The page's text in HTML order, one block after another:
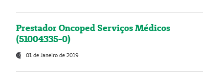
Prestador Oncoped Serviços Médicos
(51004335-0)
01 de Janeiro de 2019